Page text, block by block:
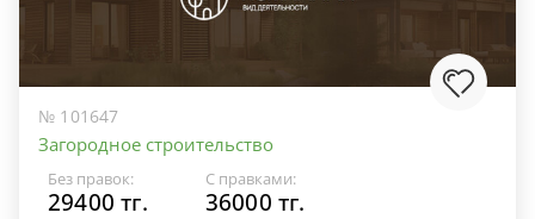
№ 101647
Загородное строительство
Без правок:
29400 тг.
С правками:
36000 тг.